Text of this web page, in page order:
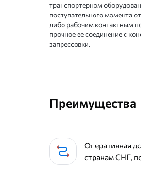
транспортерном
поступательного момента
либо рабочим контактным
прочное ее соединение с
запрессовки.
Преимущества
Оперативная
странам СНГ,